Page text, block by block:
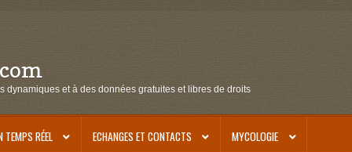
et à des données gratuites et libres de droits
TEMPS RÉEL ECHANGES ET CONTACTS MYCOLOGIE